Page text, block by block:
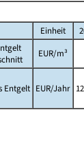
Einheit
EUR/m³
Entgelt EUR/Jahr